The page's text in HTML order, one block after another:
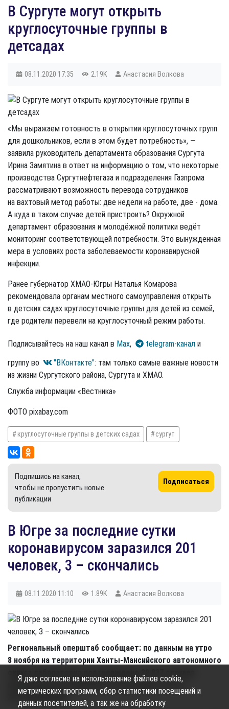
В Сургуте могут открыть
круглосуточные группы в
детсадах
08.11.2020 17:35 2.19K Анастасия Волкова
«Мы выражаем готовность в открытии круглосуточных групп
для дошкольников, если в этом будет потребность», —
заявила руководитель департамента образования Сургута
Ирина Замятина в ответ на информацию о том, что некоторые
производства Сургутнефтегаза и подразделения Газпрома
рассматривают возможность перевода сотрудников
на вахтовый метод работы: две недели на работе, две - дома.
А куда в таком случае детей пристроить? Окружной
департамент образования и молодёжной политики ведёт
мониторинг соответствующей потребности. Это вынужденная
мера в условиях роста заболеваемости коронавирусной
инфекции.
Ранее губернатор ХМАО-Югры Наталья Комарова
рекомендовала органам местного самоуправления открыть
в детских садах круглосуточные группы для детей из семей,
где родители перевели на круглосуточный режим работы.
Подписывайтесь на наш канал в Max, telegram-канал и
группу во
"ВКонтакте": там только самые важные новости
из жизни Сургутского района, Сургута и ХМАО.
Служба информации «Вестника»
ФОТО pixabay.com
круглосуточные группы в детских садах сургут
Подпишись на канал,
чтобы не пропустить новые
публикации
Подписаться
В Югре за последние сутки
коронавирусом заразился 201
человек, 3 – скончались
08.11.2020 11:10 1.89K Анастасия Волкова
Региональный оперштаб сообщает: по данным на утро
8 ноября на территории Ханты-Мансийского автономного
коронавирусной инфекции. За последние сутки +
201 заболевший.
Я даю согласие на использование файлов cookie,
метрических программ, сбор статистики посещений и
данных посетителей, а так же на обработку